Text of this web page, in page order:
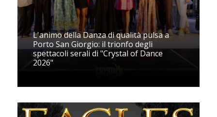
L'animo della Danza di qualità pulsa a
Porto San Giorgio: il trionfo degli
spettacoli serali di "Crystal of Dance
2026"